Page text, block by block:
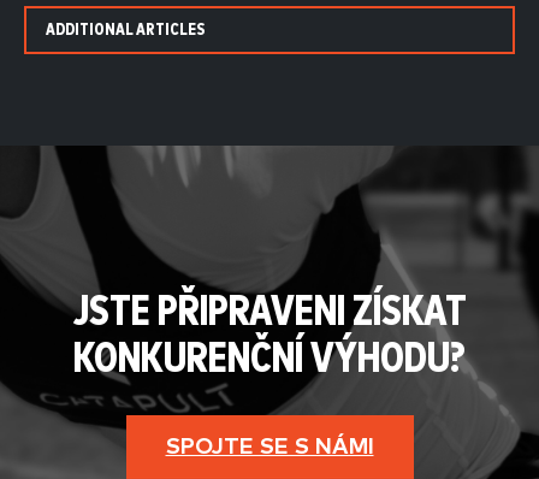
ADDITIONAL ARTICLES
JSTE PŘIPRAVENI ZÍSKAT
KONKURENČNÍ VÝHODU?
SPOJTE SE S NÁMI